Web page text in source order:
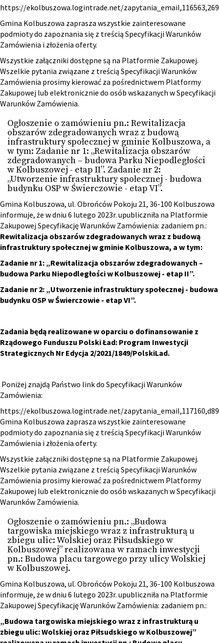
https://ekolbuszowa.logintrade.net/
Gmina Kolbuszowa zaprasza wszystkie zainteresowane
podmioty do zapoznania się z treścią Specyfikacji Warunków
Zamówienia i złożenia oferty.
Wszystkie załączniki dostępne są na Platformie Zakupowej.
Wszelkie pytania związane z treścią Specyfikacji Warunków
Zamówienia prosimy kierować za pośrednictwem Platformy
Zakupowej lub elektronicznie do osób wskazanych w Specyfikacji
Warunków Zamówienia.
Ogłoszenie o zamówieniu pn.: Rewitalizacja
obszarów zdegradowanych wraz z budową
infrastruktury społecznej w gminie Kolbuszowa, a
w tym: Zadanie nr 1: „Rewitalizacja obszarów
zdegradowanych – budowa Parku Niepodległości
w Kolbuszowej - etap II”. Zadanie nr 2:
„Utworzenie infrastruktury społecznej - budowa
budynku OSP w Świerczowie - etap VI”.
Gmina Kolbuszowa, ul. Obrońców Pokoju 21, 36-100 Kolbuszowa
informuje, że w dniu 6 lutego 2023r. upubliczniła na Platformie
Zakupowej Specyfikację Warunków Zamówienia: zadaniem pn.:
Rewitalizacja obszarów zdegradowanych wraz z budową
infrastruktury społecznej w gminie Kolbuszowa, a w tym:
Zadanie nr 1: „Rewitalizacja obszarów zdegradowanych –
budowa Parku Niepodległości w Kolbuszowej - etap II”.
Zadanie nr 2: „Utworzenie infrastruktury społecznej - budowa
budynku OSP w Świerczowie - etap VI”.
Zadania będą realizowane w oparciu o dofinansowanie z
Rządowego Funduszu Polski Ład: Program Inwestycji
Strategicznych Nr Edycja 2/2021/1849/PolskiLad.
Poniżej znajdą Państwo link do Specyfikacji Warunków
Zamówienia:
https://ekolbuszowa.logintrade.net/
Gmina Kolbuszowa zaprasza wszystkie zainteresowane
podmioty do zapoznania się z treścią Specyfikacji Warunków
Zamówienia i złożenia oferty.
Wszystkie załączniki dostępne są na Platformie Zakupowej.
Wszelkie pytania związane z treścią Specyfikacji Warunków
Zamówienia prosimy kierować za pośrednictwem Platformy
Zakupowej lub elektronicznie do osób wskazanych w Specyfikacji
Warunków Zamówienia.
Ogłoszenie o zamówieniu pn.: „Budowa
targowiska miejskiego wraz z infrastrukturą u
zbiegu ulic: Wolskiej oraz Piłsudskiego w
Kolbuszowej” realizowana w ramach inwestycji
pn.: Budowa placu targowego przy ulicy Wolskiej
w Kolbuszowej.
Gmina Kolbuszowa, ul. Obrońców Pokoju 21, 36-100 Kolbuszowa
informuje, że w dniu 6 lutego 2023r. upubliczniła na Platformie
Zakupowej Specyfikację Warunków Zamówienia: zadaniem pn.:
„Budowa targowiska miejskiego wraz z infrastrukturą u
zbiegu ulic: Wolskiej oraz Piłsudskiego w Kolbuszowej”